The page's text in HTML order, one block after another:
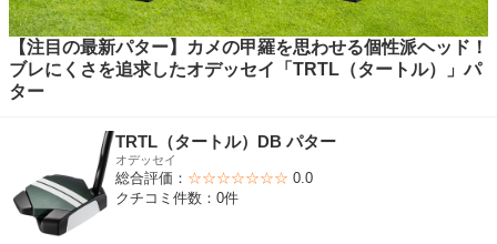
【注目の最新パター】カメの甲羅を思わせる個性派ヘッド！
ブレにくさを追求したオデッセイ「TRTL（タートル）」パ
ター
TRTL（タートル）DB パター
オデッセイ
総合評価： ☆☆☆☆☆☆☆ 0.0
クチコミ件数：0件